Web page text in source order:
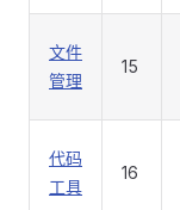
文件
管理
15
代码
工具
16